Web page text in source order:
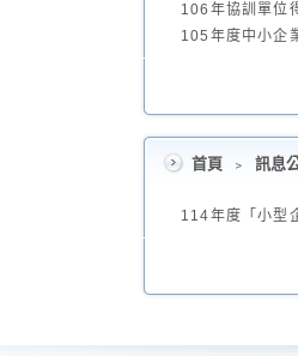
106年協訓單位
105年度中小企
首頁 ﹥ 訊息
114年度「小型